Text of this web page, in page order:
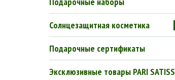
Солнцезащитная косметика
Подарочные сертификаты
Эксклюзивные товары PARI SATISS